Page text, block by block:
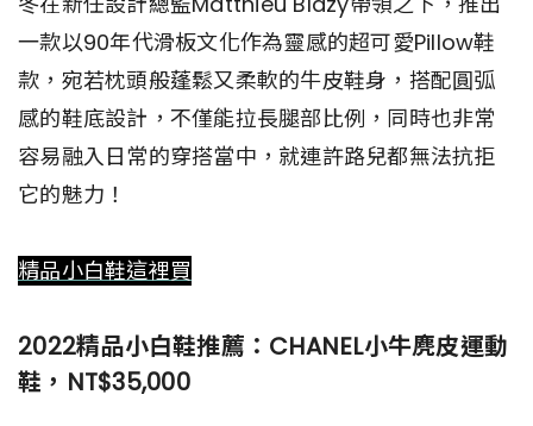
一款以90年代滑板文化作為靈感的超可愛Pillow鞋
款，宛若枕頭般蓬鬆又柔軟的牛皮鞋身，搭配圓弧
感的鞋底設計，不僅能拉長腿部比例，同時也非常
容易融入日常的穿搭當中，就連許路兒都無法抗拒
它的魅力！
精品小白鞋這裡買
2022精品小白鞋推薦：CHANEL小牛麂皮運動
鞋，NT$35,000